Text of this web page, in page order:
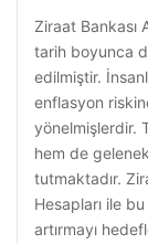
Ziraat Bankası
tarih boyunca
edilmiştir.
enflasyon
yönelmişlerdir.
hem de
tutmaktadır.
Hesapları ile
artırmayı